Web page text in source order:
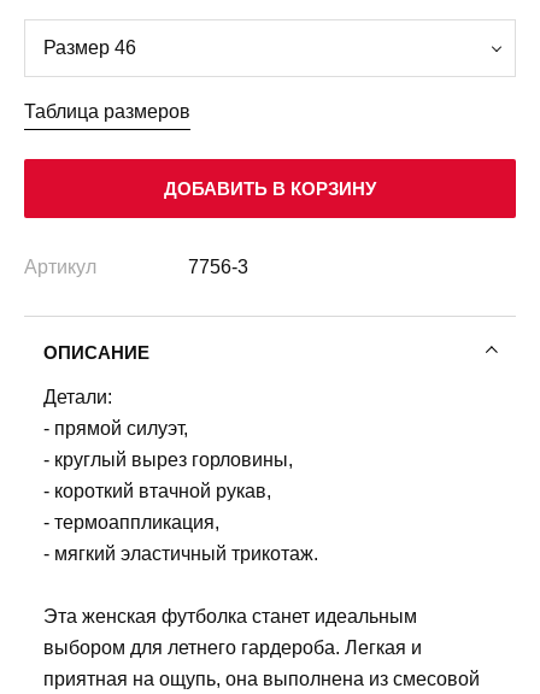
Таблица размеров
ДОБАВИТЬ В КОРЗИНУ
Артикул 7756-3
ОПИСАНИЕ
Детали:
- прямой силуэт,
- круглый вырез горловины,
- короткий втачной рукав,
- термоаппликация,
- мягкий эластичный трикотаж.
Эта женская футболка станет идеальным
выбором для летнего гардероба. Легкая и
приятная на ощупь, она выполнена из смесовой